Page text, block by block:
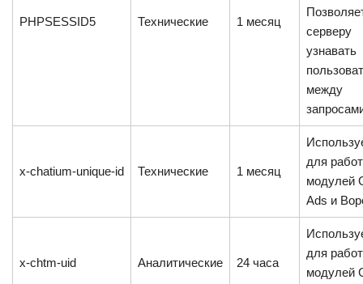
PHPSESSID5 Технические 1 месяц
серверу
узнавать
между
x-chatium-unique-id Технические 1 месяц
для
модулей
Ads и
x-chtm-uid Аналитические 24 часа
для
модулей